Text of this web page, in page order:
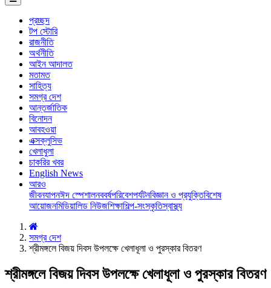
প্রচ্ছদ
টপ স্টোরি
রাজনীতি
অর্থনীতি
আইন আদালত
মতামত
সাহিত্য
সমগ্র দেশ
আন্তর্জাতিক
বিনোদন
আবহওয়া
এক্সক্লুসিভ
খেলাধুলা
চাকরির খবর
English News
আরও
জীবনযাপনঈদ স্পেশালনববর্ষপরিবেশপর্যটনবিজ্ঞান ও প্রযুক্তিবিশেষ
আয়োজনমিডিয়ালিড নিউজশিক্ষাশিল্প-সংস্কৃতিস্বাস্থ্য
সমগ্র দেশ
শ্রীমঙ্গলে বিজয় দিবস উপলক্ষে খেলাধূলা ও পুরস্কার বিতরণ
শ্রীমঙ্গলে বিজয় দিবস উপলক্ষে খেলাধূলা ও পুরস্কার বিতরণ